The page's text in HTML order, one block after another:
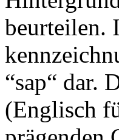
beurteilen.
“sap“ dar.
(Englisch